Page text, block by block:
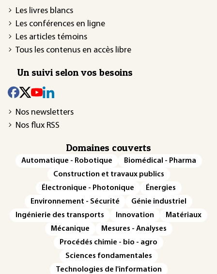
Les livres blancs
Les conférences en ligne
Les articles témoins
Tous les contenus en accès libre
Un suivi selon vos besoins
Nos newsletters
Nos flux RSS
Domaines couverts
Automatique - Robotique
Biomédical - Pharma
Construction et travaux publics
Électronique - Photonique
Énergies
Environnement - Sécurité
Génie industriel
Ingénierie des transports
Innovation
Matériaux
Mécanique
Mesures - Analyses
Procédés chimie - bio - agro
Sciences fondamentales
Technologies de l'information